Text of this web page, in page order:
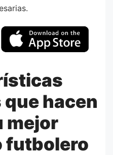
hacen
mejor
futbolero